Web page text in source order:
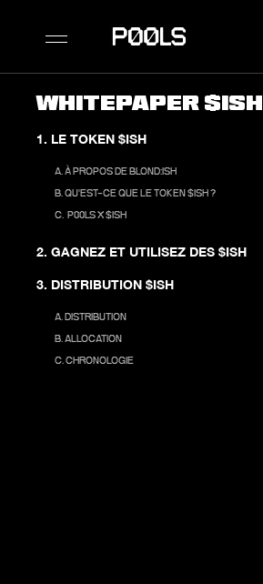
Whitepaper $ISH
1. LE TOKEN $ISH
A. À PROPOS DE BLOND:ISH
B. QU'EST-CE QUE LE TOKEN $ISH ?
C. P00LS X $ISH
2. GAGNEZ ET UTILISEZ DES $ISH
3. DISTRIBUTION $ISH
A. DISTRIBUTION
B. ALLOCATION
C. CHRONOLOGIE